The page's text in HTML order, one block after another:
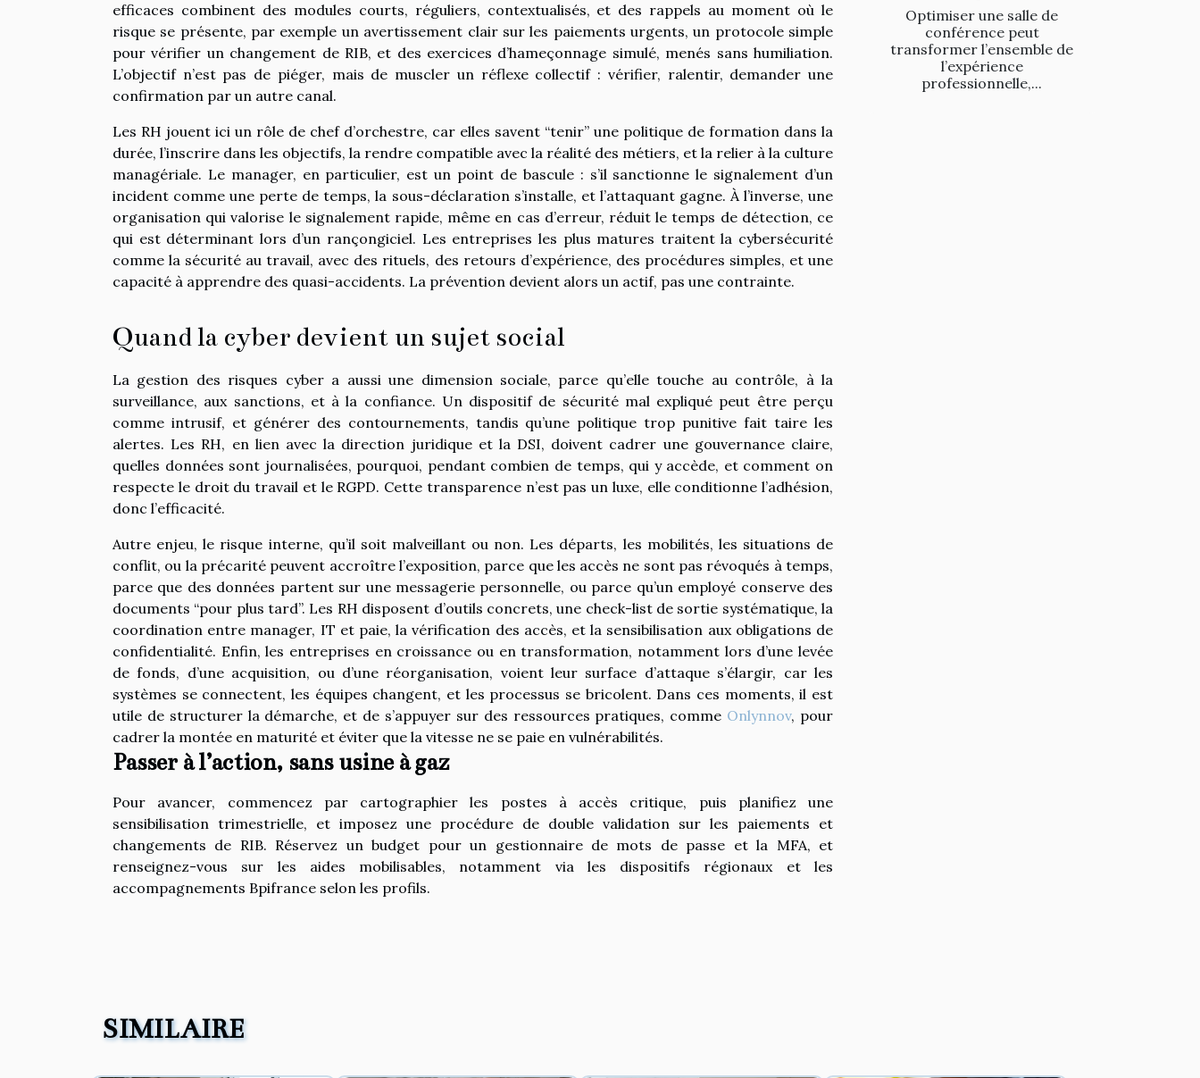
efficaces combinent des modules courts, réguliers, contextualisés, et des rappels au moment où le
risque se présente, par exemple un avertissement clair sur les paiements urgents, un protocole simple
pour vérifier un changement de RIB, et des exercices d’hameçonnage simulé, menés sans humiliation.
L’objectif n’est pas de piéger, mais de muscler un réflexe collectif : vérifier, ralentir, demander une
confirmation par un autre canal.
Les RH jouent ici un rôle de chef d’orchestre, car elles savent “tenir” une politique de formation dans la
durée, l’inscrire dans les objectifs, la rendre compatible avec la réalité des métiers, et la relier à la culture
managériale. Le manager, en particulier, est un point de bascule : s’il sanctionne le signalement d’un
incident comme une perte de temps, la sous-déclaration s’installe, et l’attaquant gagne. À l’inverse, une
organisation qui valorise le signalement rapide, même en cas d’erreur, réduit le temps de détection, ce
qui est déterminant lors d’un rançongiciel. Les entreprises les plus matures traitent la cybersécurité
comme la sécurité au travail, avec des rituels, des retours d’expérience, des procédures simples, et une
capacité à apprendre des quasi-accidents. La prévention devient alors un actif, pas une contrainte.
Quand la cyber devient un sujet social
La gestion des risques cyber a aussi une dimension sociale, parce qu’elle touche au contrôle, à la
surveillance, aux sanctions, et à la confiance. Un dispositif de sécurité mal expliqué peut être perçu
comme intrusif, et générer des contournements, tandis qu’une politique trop punitive fait taire les
alertes. Les RH, en lien avec la direction juridique et la DSI, doivent cadrer une gouvernance claire,
quelles données sont journalisées, pourquoi, pendant combien de temps, qui y accède, et comment on
respecte le droit du travail et le RGPD. Cette transparence n’est pas un luxe, elle conditionne l’adhésion,
donc l’efficacité.
Autre enjeu, le risque interne, qu’il soit malveillant ou non. Les départs, les mobilités, les situations de
conflit, ou la précarité peuvent accroître l’exposition, parce que les accès ne sont pas révoqués à temps,
parce que des données partent sur une messagerie personnelle, ou parce qu’un employé conserve des
documents “pour plus tard”. Les RH disposent d’outils concrets, une check-list de sortie systématique, la
coordination entre manager, IT et paie, la vérification des accès, et la sensibilisation aux obligations de
confidentialité. Enfin, les entreprises en croissance ou en transformation, notamment lors d’une levée
de fonds, d’une acquisition, ou d’une réorganisation, voient leur surface d’attaque s’élargir, car les
systèmes se connectent, les équipes changent, et les processus se bricolent. Dans ces moments, il est
utile de structurer la démarche, et de s’appuyer sur des ressources pratiques, comme Onlynnov, pour
cadrer la montée en maturité et éviter que la vitesse ne se paie en vulnérabilités.
Passer à l’action, sans usine à gaz
Pour avancer, commencez par cartographier les postes à accès critique, puis planifiez une
sensibilisation trimestrielle, et imposez une procédure de double validation sur les paiements et
changements de RIB. Réservez un budget pour un gestionnaire de mots de passe et la MFA, et
renseignez-vous sur les aides mobilisables, notamment via les dispositifs régionaux et les
accompagnements Bpifrance selon les profils.
Optimiser une salle de
conférence peut
transformer l’ensemble de
l’expérience
professionnelle,...
SIMILAIRE